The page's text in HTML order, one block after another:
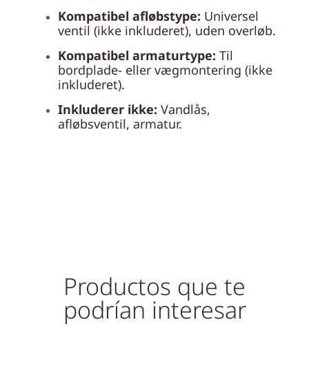
Kompatibel afløbstype: Universel
ventil (ikke inkluderet), uden overløb.
Kompatibel armaturtype: Til
bordplade- eller vægmontering (ikke
inkluderet).
Inkluderer ikke: Vandlås,
afløbsventil, armatur.
Productos que te
podrían interesar